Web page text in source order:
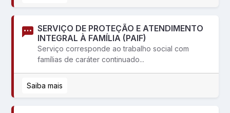
SERVIÇO DE PROTEÇÃO E ATENDIMENTO
INTEGRAL À FAMÍLIA (PAIF)
Serviço corresponde ao trabalho social com
famílias de caráter continuado...
Saiba mais